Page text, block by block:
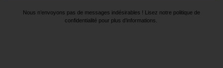
Nous n’envoyons pas de messages indésirables ! Lisez notre politique de
confidentialité pour plus d’informations.